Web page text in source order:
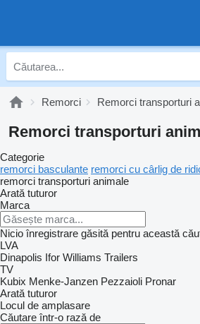
Remorci Remorci transporturi
Remorci transporturi
Categorie
remorci basculante remorci cu cârlig de
remorci transporturi animale
Arată tuturor
Marca
Nicio înregistrare găsită pentru această
LVA
Dinapolis Ifor Williams Trailers
TV
Kubix Menke-Janzen Pezzaioli Pronar
Arată tuturor
Locul de amplasare
Căutare într-o rază de